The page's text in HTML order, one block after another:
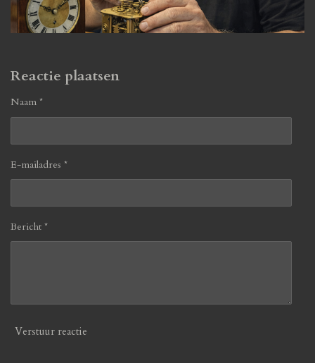
Reactie plaatsen
Naam *
E-mailadres *
Bericht *
Verstuur reactie